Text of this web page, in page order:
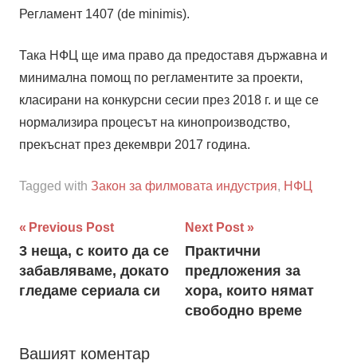
Регламент 1407 (de minimis).
Така НФЦ ще има право да предоставя държавна и
минимална помощ по регламентите за проекти,
класирани на конкурсни сесии през 2018 г. и ще се
нормализира процесът на кинопроизводство,
прекъснат през декември 2017 година.
Tagged with Закон за филмовата индустрия, НФЦ
Навигация
Previous Post
3 неща, с които да се
забавляваме, докато
гледаме сериала си
Next Post
Практични
предложения за
хора, които нямат
свободно време
Вашият коментар